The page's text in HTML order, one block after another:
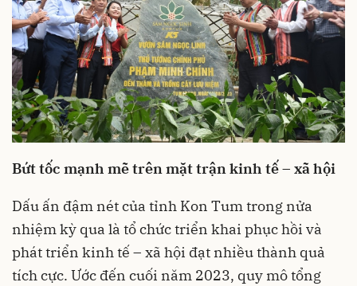
Bứt tốc mạnh mẽ trên mặt trận kinh tế – xã hội
Dấu ấn đậm nét của tỉnh Kon Tum trong nửa
nhiệm kỳ qua là tổ chức triển khai phục hồi và
phát triển kinh tế – xã hội đạt nhiều thành quả
tích cực. Ước đến cuối năm 2023, quy mô tổng